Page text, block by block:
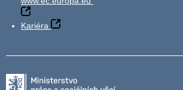
Kariéra